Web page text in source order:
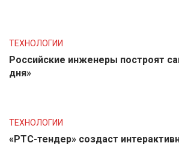
ТЕХНОЛОГИИ
Российские инженеры построят
дня»
ТЕХНОЛОГИИ
«РТС-тендер» создаст